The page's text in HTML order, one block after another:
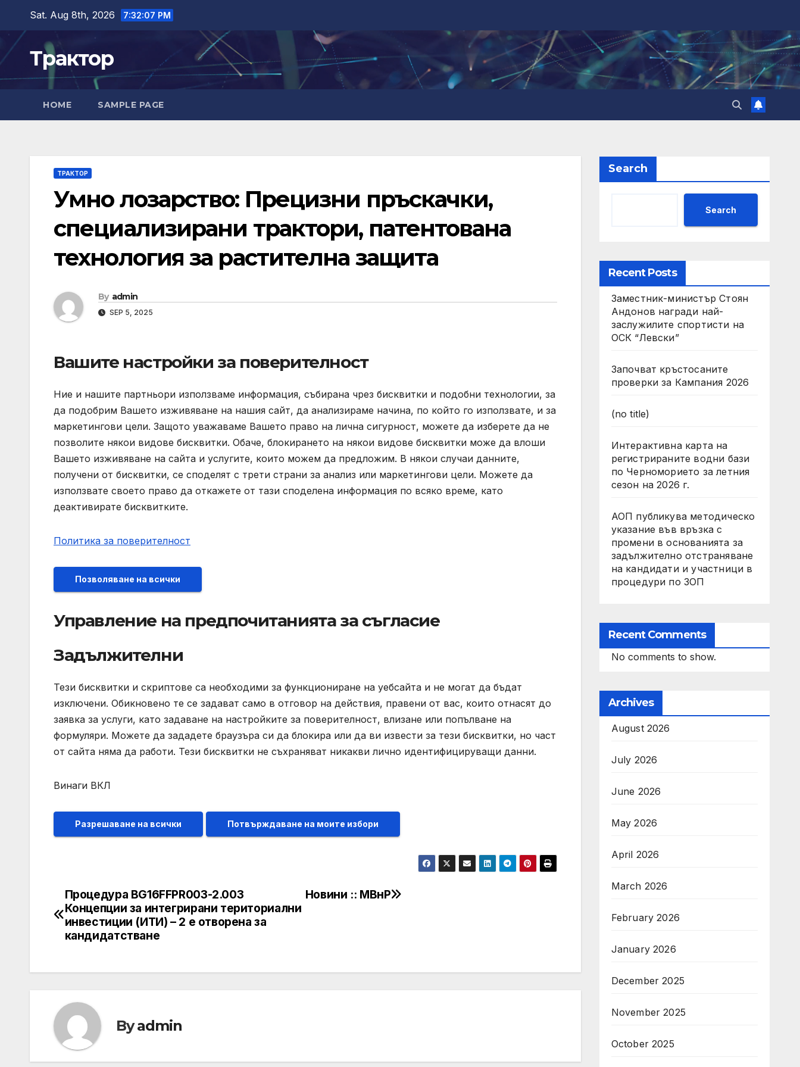
content
Sat. Aug 8th, 2026 7:32:08 PM
Трактор
HOME SAMPLE PAGE
ТРАКТОР
Умно лозарство: Прецизни пръскачки,
специализирани трактори, патентована
технология за растителна защита
By admin
SEP 5, 2025
Вашите настройки за поверителност
Ние и нашите партньори използваме информация, събирана чрез бисквитки и подобни технологии, за
да подобрим Вашето изживяване на нашия сайт, да анализираме начина, по който го използвате, и за
маркетингови цели. Защото уважаваме Вашето право на лична сигурност, можете да изберете да не
позволите някои видове бисквитки. Обаче, блокирането на някои видове бисквитки може да влоши
Вашето изживяване на сайта и услугите, които можем да предложим. В някои случаи данните,
получени от бисквитки, се споделят с трети страни за анализ или маркетингови цели. Можете да
използвате своето право да откажете от тази споделена информация по всяко време, като
деактивирате бисквитките.
Политика за поверителност
Позволяване на всички
Управление на предпочитанията за съгласие
Задължителни
Тези бисквитки и скриптове са необходими за функциониране на уебсайта и не могат да бъдат
изключени. Обикновено те се задават само в отговор на действия, правени от вас, които отнасят до
заявка за услуги, като задаване на настройките за поверителност, влизане или попълване на
формуляри. Можете да зададете браузъра си да блокира или да ви извести за тези бисквитки, но част
от сайта няма да работи. Тези бисквитки не съхраняват никакви лично идентифицируващи данни.
Винаги ВКЛ
Разрешаване на всички Потвърждаване на моите избори
Post
navigation
Новини :: МВнР
Процедура BG16FFPR003-2.003
Концепции за интегрирани териториални
инвестиции (ИТИ) – 2 е отворена за
кандидатстване
Byadmin
Search
Search
Recent Posts
Заместник-министър Стоян
Андонов награди най-
заслужилите спортисти на
ОСК “Левски”
Започват кръстосаните
проверки за Кампания 2026
(no title)
Интерактивна карта на
регистрираните водни бази
по Черноморието за летния
сезон на 2026 г.
АОП публикува методическо
указание във връзка с
промени в основанията за
задължително отстраняване
на кандидати и участници в
процедури по ЗОП
Recent Comments
No comments to show.
Archives
August 2026
July 2026
June 2026
May 2026
April 2026
March 2026
February 2026
January 2026
December 2025
November 2025
October 2025